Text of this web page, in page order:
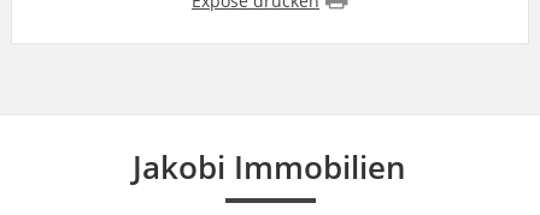
Jakobi Immobilien